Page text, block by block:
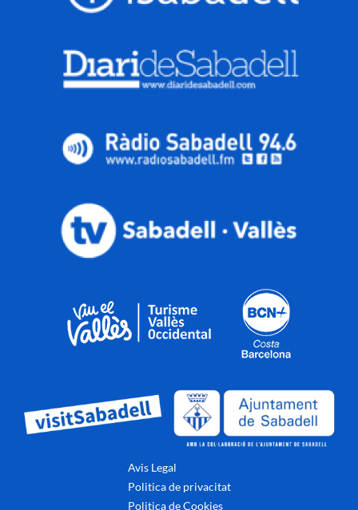
Avis Legal
Politica de privacitat
Politica de Cookies